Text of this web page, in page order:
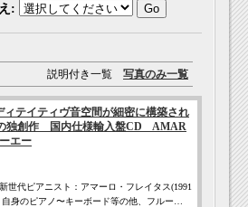
:
説明付き一覧 写真のみ一覧
テイティヴ音空間が細密に構築され
の独創作 国内仕様輸入盤CD AMAR
エー
代ピアニスト：アマーロ・フレイタス(1991
身のピアノ〜キーボード等の他、フルー…